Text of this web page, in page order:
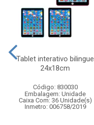
Tablet interativo bilingue
24x18cm
Código: 830030
Embalagem: Unidade
Caixa Com: 36 Unidade(s)
Inmetro: 006758/2019